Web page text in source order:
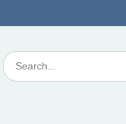
Search
for: